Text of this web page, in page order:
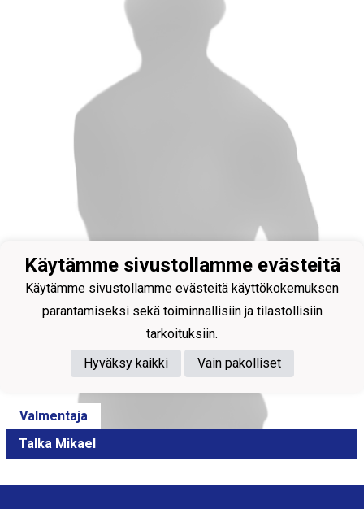
Valmentaja
Talka Mikael
Käytämme sivustollamme evästeitä
Käytämme sivustollamme evästeitä käyttökokemuksen
parantamiseksi sekä toiminnallisiin ja tilastollisiin
tarkoituksiin.
Hyväksy kaikki
Vain pakolliset